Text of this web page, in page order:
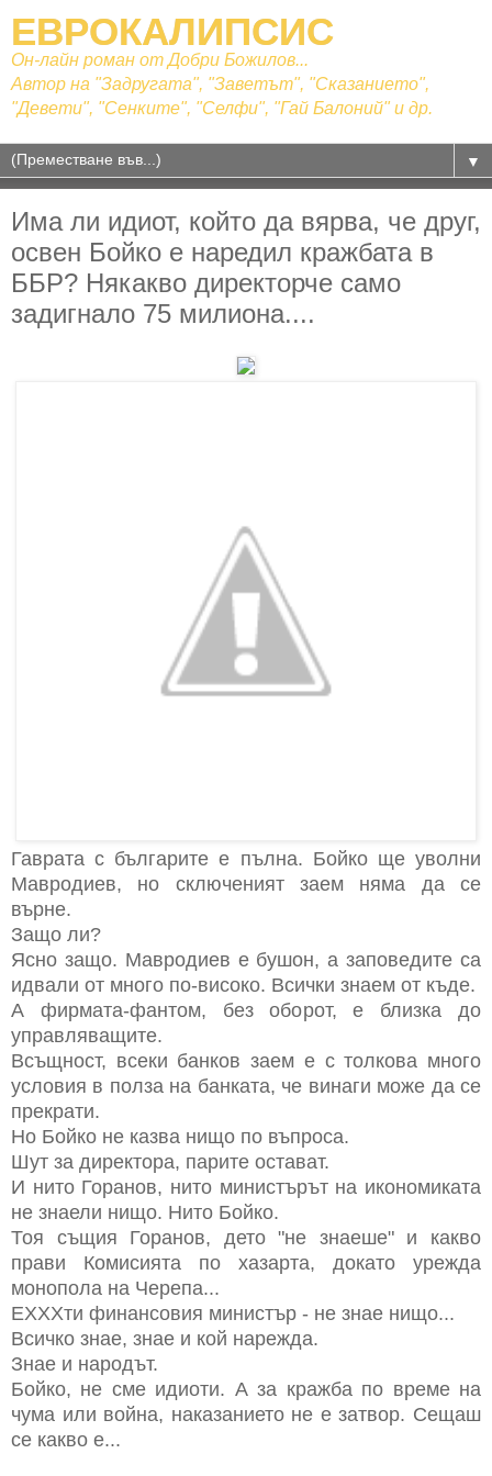
ЕВРОКАЛИПСИС
Он-лайн роман от Добри Божилов...
Автор на "Задругата", "Заветът", "Сказанието",
"Девети", "Сенките", "Селфи", "Гай Балоний" и др.
▼
Има ли идиот, който да вярва, че друг,
освен Бойко е наредил кражбата в
ББР? Някакво директорче само
задигнало 75 милиона....
Гаврата с българите е пълна. Бойко ще уволни
Мавродиев, но сключеният заем няма да се
върне.
Защо ли?
Ясно защо. Мавродиев е бушон, а заповедите са
идвали от много по-високо. Всички знаем от къде.
А фирмата-фантом, без оборот, е близка до
управляващите.
Всъщност, всеки банков заем е с толкова много
условия в полза на банката, че винаги може да се
прекрати.
Но Бойко не казва нищо по въпроса.
Шут за директора, парите остават.
И нито Горанов, нито министърът на икономиката
не знаели нищо. Нито Бойко.
Тоя същия Горанов, дето "не знаеше" и какво
прави Комисията по хазарта, докато урежда
монопола на Черепа...
ЕХХХти финансовия министър - не знае нищо...
Всичко знае, знае и кой нарежда.
Знае и народът.
Бойко, не сме идиоти. А за кражба по време на
чума или война, наказанието не е затвор. Сещаш
се какво е...